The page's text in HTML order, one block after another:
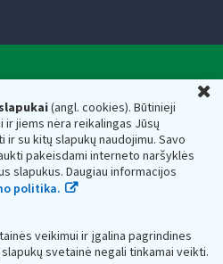
(angl. cookies). Būtinieji
jiems nėra reikalingas Jūsų
su kitų slapukų naudojimu. Savo
pakeisdami interneto naršyklės
slapukus. Daugiau informacijos
politika.
veikimui ir įgalina pagrindines
svetainė negali tinkamai veikti.
kodas — 188659752,
01107 Vilnius, Lietuva, el.paštas:
adresas 188659752
inspekciją prie Lietuvos
kaupiami ir saugomi Juridinių